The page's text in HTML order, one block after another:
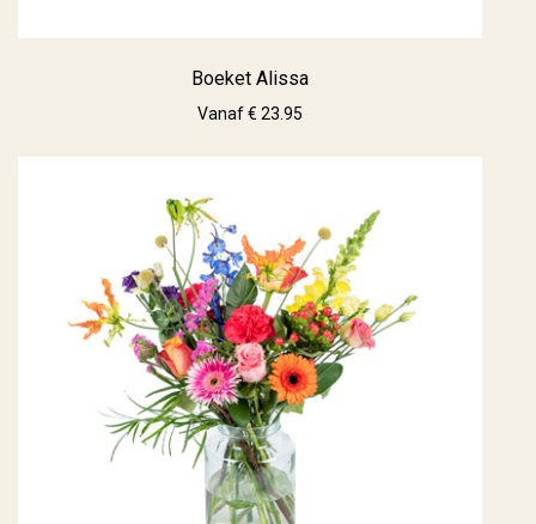
Boeket Alissa
Vanaf € 23.95